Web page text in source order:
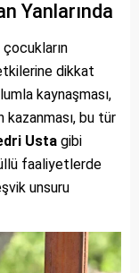
Yanlarında
dikkat
kaynaşması,
bu tür
Usta gibi
faaliyetlerde
unsuru